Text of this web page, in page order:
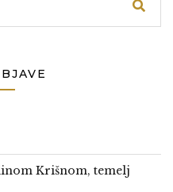
Krišnom, temelj